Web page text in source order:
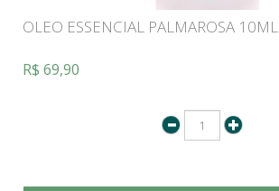
OLEO ESSENCIAL PALMAROSA 10ML
R$ 69,90